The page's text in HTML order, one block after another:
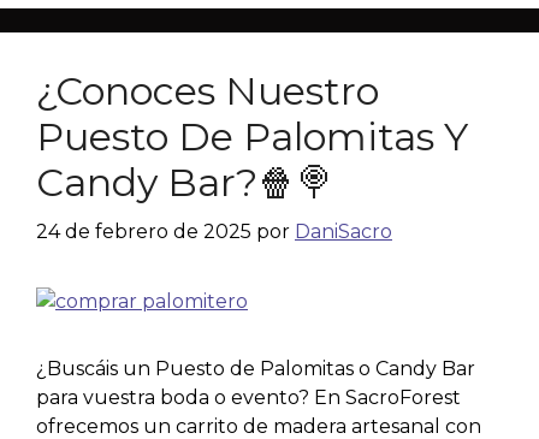
¿Conoces Nuestro
Puesto De Palomitas Y
Candy Bar?🍿🍭
24 de febrero de 2025 por DaniSacro
¿Buscáis un Puesto de Palomitas o Candy Bar
para vuestra boda o evento? En SacroForest
ofrecemos un carrito de madera artesanal con